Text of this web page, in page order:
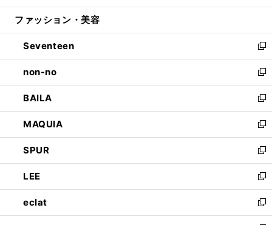
開
ウ
開
く
ン
ウ
で
開
く
ウ
ン
ド
ウ
で
開
く
ファッション・美容
Seventeen
新
し
い
ウ
ィ
ン
ド
ウ
で
開
く
non-no
新
し
い
ウ
ィ
ン
ド
ウ
で
開
く
BAILA
新
し
い
ウ
ィ
ン
ド
ウ
で
開
MAQUIA
新
し
い
ウ
ィ
ン
ド
ウ
SPUR
新
し
い
ウ
ィ
ン
LEE
新
し
い
ウ
eclat
新
し